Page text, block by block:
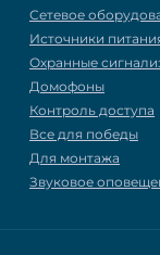
Сетевое
Источники
Охранные
Домофоны
Контроль доступа
Все для победы
Для монтажа
Звуковое